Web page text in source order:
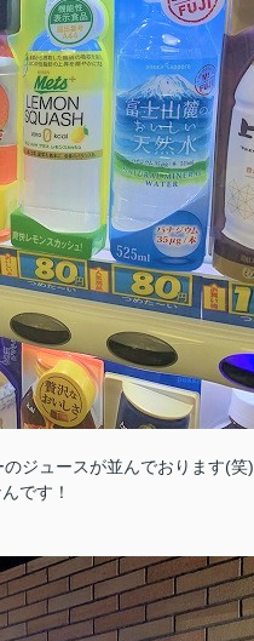
ジュースが並んでおります(笑)
です！